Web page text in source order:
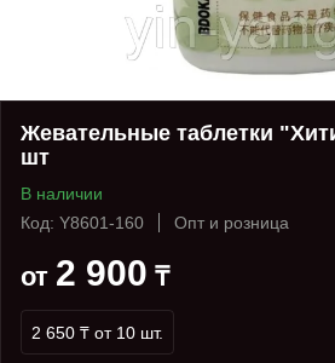
Жевательные таблетки
шт
В наличии
Код: Y8601-160
Опт и розница
от 2 900 ₸
2 650 ₸ от 10 шт.